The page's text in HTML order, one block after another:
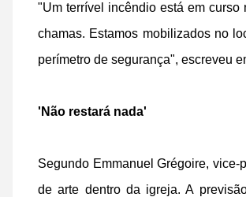
"Um terrível incêndio está em curso
chamas. Estamos mobilizados no
perímetro de segurança", escreveu
'Não restará nada'
Segundo Emmanuel Grégoire,
de arte dentro da igreja. A